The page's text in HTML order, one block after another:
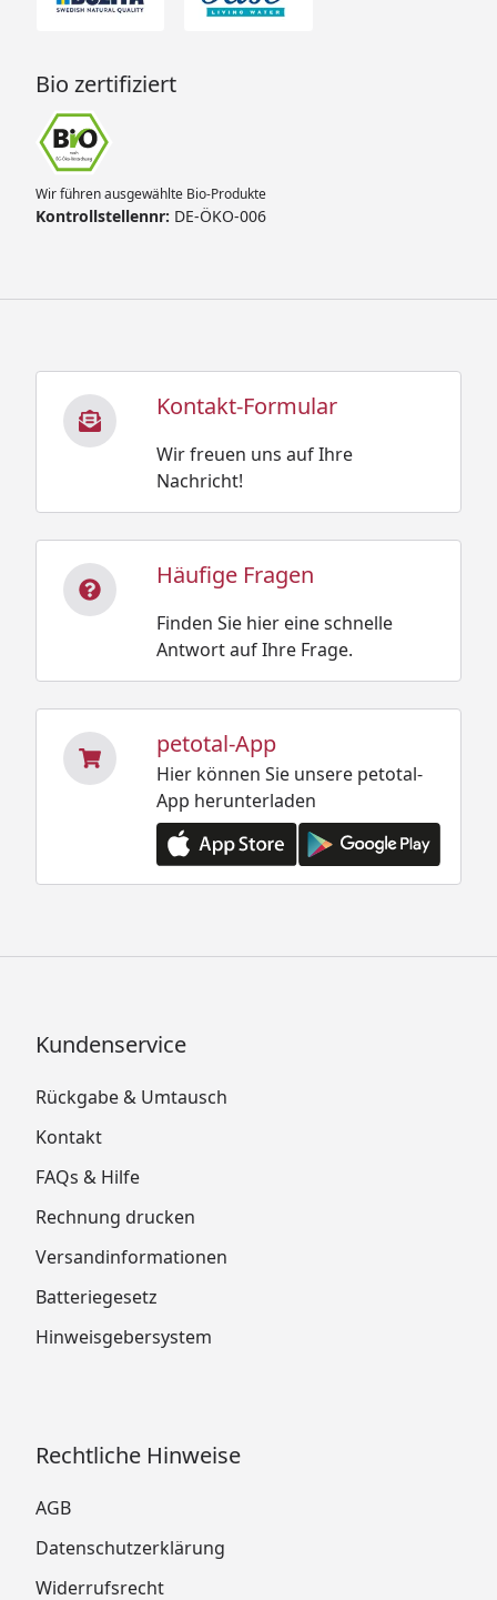
Bio zertifiziert
Wir führen ausgewählte Bio-Produkte
Kontrollstellennr: DE-ÖKO-006
Kontakt-Formular
Wir freuen uns auf Ihre
Nachricht!
Häufige Fragen
Finden Sie hier eine schnelle
Antwort auf Ihre Frage.
petotal-App
Hier können Sie unsere petotal-
App herunterladen
Kundenservice
Rückgabe & Umtausch
Kontakt
FAQs & Hilfe
Rechnung drucken
Versandinformationen
Batteriegesetz
Hinweisgebersystem
Rechtliche Hinweise
AGB
Datenschutzerklärung
Widerrufsrecht